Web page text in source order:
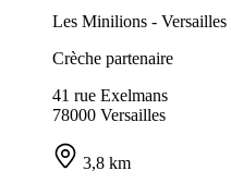
Les Minilions - Versailles
Crèche partenaire
41 rue Exelmans
78000 Versailles
3,8 km